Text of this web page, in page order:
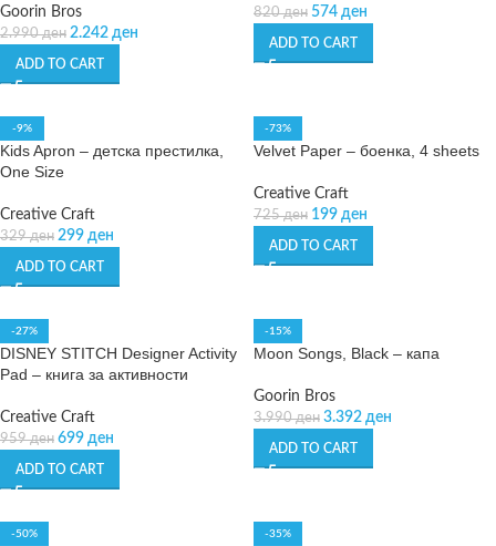
Goorin Bros
2.990ден 2.242 ден
ADD TO CART
820ден 574 ден
ADD TO CART
-9%
Kids Apron – детска престилка,
One Size
Creative Craft
329ден 299 ден
ADD TO CART
-73%
Velvet Paper – боенка, 4 sheets
Creative Craft
725ден 199 ден
ADD TO CART
-27%
DISNEY STITCH Designer Activity
Pad – книга за активности
Creative Craft
959ден 699 ден
ADD TO CART
-15%
Moon Songs, Black – капа
Goorin Bros
3.990ден 3.392 ден
ADD TO CART
-50% -35%